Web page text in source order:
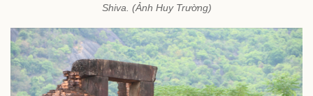
Shiva. (Ảnh Huy Trường)